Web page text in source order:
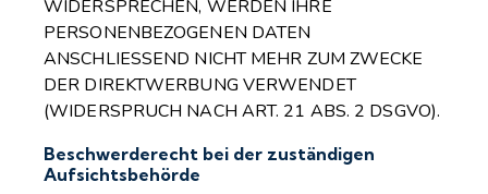
WIDERSPRECHEN, WERDEN IHRE
PERSONENBEZOGENEN DATEN
ANSCHLIESSEND NICHT MEHR ZUM ZWECKE
DER DIREKTWERBUNG VERWENDET
(WIDERSPRUCH NACH ART. 21 ABS. 2 DSGVO).
Beschwerderecht bei der zuständigen
Aufsichtsbehörde